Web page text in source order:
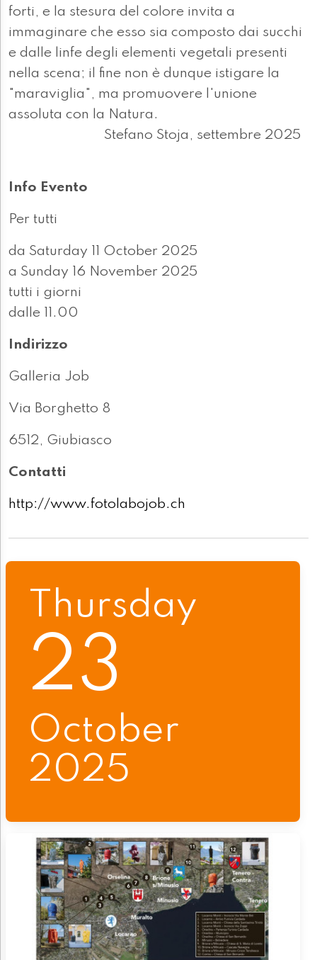
forti, e la stesura del colore invita a
immaginare che esso sia composto dai succhi
e dalle linfe degli elementi vegetali presenti
nella scena; il fine non è dunque istigare la
"maraviglia", ma promuovere l'unione
assoluta con la Natura.
Stefano Stoja, settembre 2025
Info Evento
Per tutti
da Saturday 11 October 2025
a Sunday 16 November 2025
tutti i giorni
dalle 11.00
Indirizzo
Galleria Job
Via Borghetto 8
6512, Giubiasco
Contatti
http://www.fotolabojob.ch
Thursday
23
October
2025